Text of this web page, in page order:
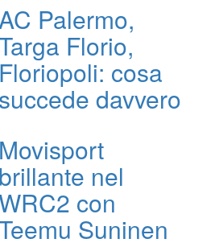
Palermo,
Florio,
Floriopoli: cosa
succede davvero
Movisport
brillante nel
con
Suninen